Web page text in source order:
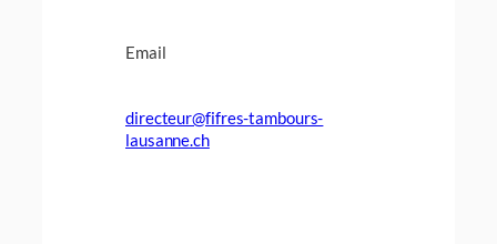
Email
directeur@fifres-tambours-
lausanne.ch